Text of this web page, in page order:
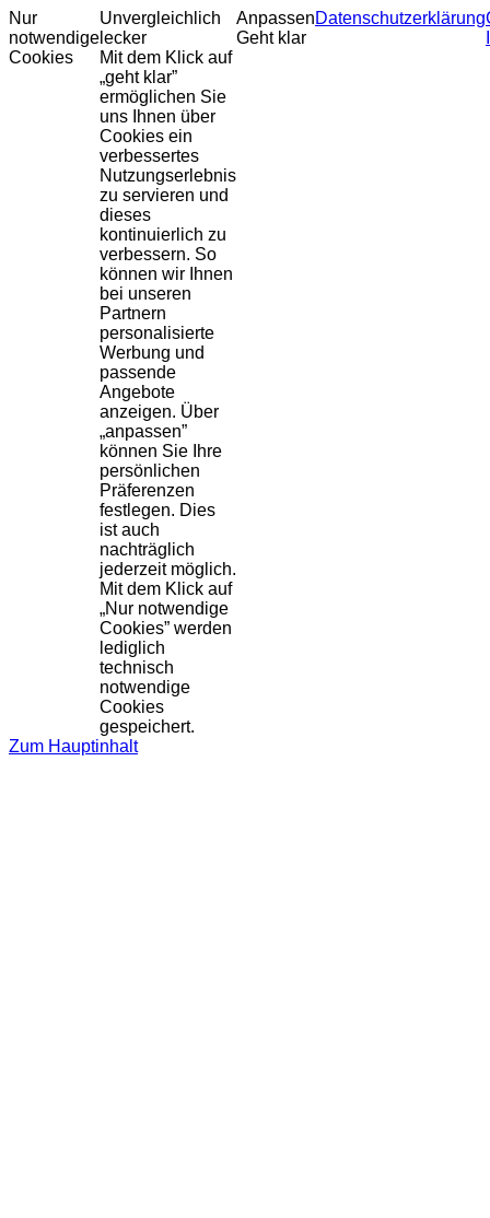
Nur
notwendige
Cookies
Unvergleichlich
lecker
Mit dem Klick auf
„geht klar”
ermöglichen Sie
uns Ihnen über
Cookies ein
verbessertes
Nutzungserlebnis
zu servieren und
dieses
kontinuierlich zu
verbessern. So
können wir Ihnen
bei unseren
Partnern
personalisierte
Werbung und
passende
Angebote
anzeigen. Über
„anpassen”
können Sie Ihre
persönlichen
Präferenzen
festlegen. Dies
ist auch
nachträglich
jederzeit möglich.
Mit dem Klick auf
„Nur notwendige
Cookies” werden
lediglich
technisch
notwendige
Cookies
gespeichert.
Anpassen
Geht klar
Datenschutzerklärung
Zum Hauptinhalt